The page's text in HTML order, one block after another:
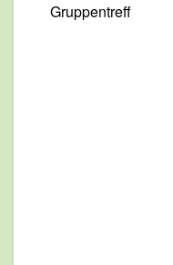
Gruppentreff